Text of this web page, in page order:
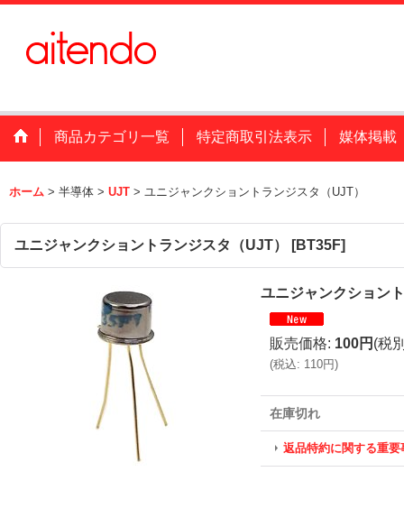
商品カテゴリ一覧 特定商取引法表示 媒体掲載
ホーム > 半導体 > UJT > ユニジャンクショントランジスタ（UJT）
ユニジャンクショントランジスタ（UJT） [BT35F]
ユニジャンクション
販売価格: 100円 (税
(税込: 110円)
在庫切れ
返品特約に関する重要